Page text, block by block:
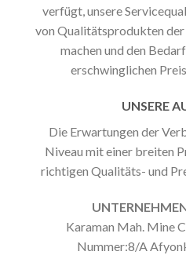
verfügt, unsere
von Qualitätsprodukten
machen und den
erschwinglichen
UNSERE
Die Erwartungen der
Niveau mit einer breiten
richtigen Qualitäts- und
Karaman Mah. Mine
Nummer:8/A